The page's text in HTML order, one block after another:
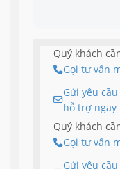
Quý khách
Gọi tư vấn
Gửi yêu cầu
hỗ trợ ngay
Quý khách
Gọi tư vấn
Gửi yêu cầu